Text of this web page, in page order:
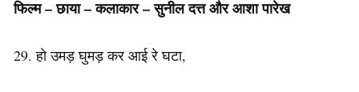
फिल्म–छाया–कलाकार–सुनीलदत्तऔरआशापारेख
29. हो उमड़ घुमड़ कर आई रे घटा,